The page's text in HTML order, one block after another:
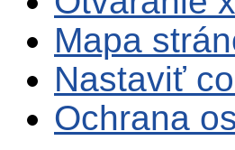
Mapa
Nastaviť
Ochrana